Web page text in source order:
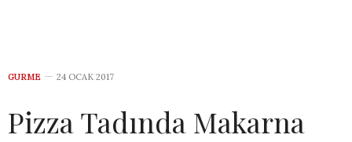
GURME 24 OCAK 2017
Pizza Tadında Makarna